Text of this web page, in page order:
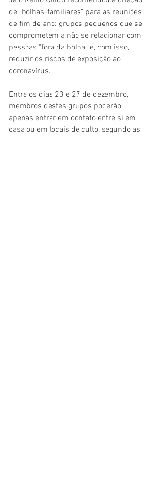
de "bolhas-familiares" para as reuniões
de fim de ano: grupos pequenos que se
comprometem a não se relacionar com
pessoas "fora da bolha" e, com isso,
reduzir os riscos de exposição ao
coronavírus.
Entre os dias 23 e 27 de dezembro,
membros destes grupos poderão
apenas entrar em contato entre si em
casa ou em locais de culto, segundo as